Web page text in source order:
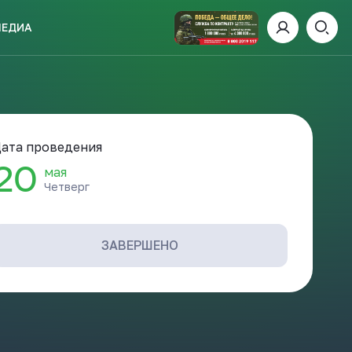
ИСКАТЬ
проведения
мая
Четверг
ЗАВЕРШЕНО